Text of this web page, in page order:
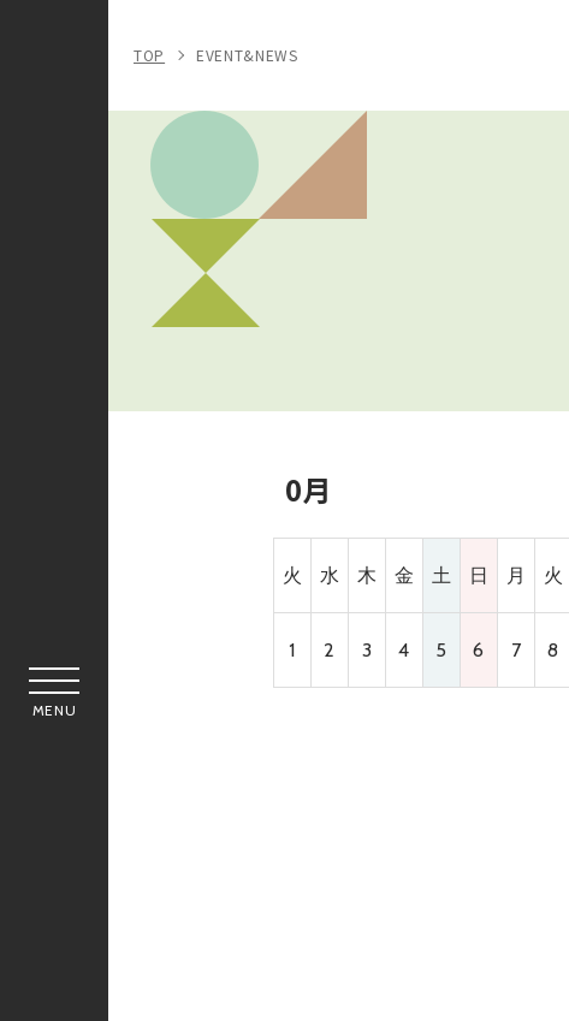
MENU
TOP EVENT&NEWS
0月
火 水 木 金 土 日 月 火
1 2 3 4 5 6 7 8